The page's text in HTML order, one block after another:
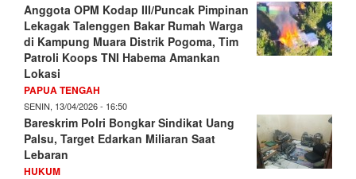
Anggota OPM Kodap III/Puncak Pimpinan
Lekagak Talenggen Bakar Rumah Warga
di Kampung Muara Distrik Pogoma, Tim
Patroli Koops TNI Habema Amankan
Lokasi
PAPUA TENGAH
SENIN, 13/04/2026 - 16:50
Bareskrim Polri Bongkar Sindikat Uang
Palsu, Target Edarkan Miliaran Saat
Lebaran
HUKUM